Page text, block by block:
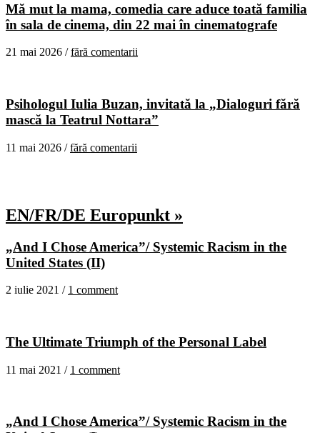
Mă mut la mama, comedia care aduce toată familia
în sala de cinema, din 22 mai în cinematografe
21 mai 2026 /fără comentarii
Psihologul Iulia Buzan, invitată la „Dialoguri fără
mască la Teatrul Nottara”
11 mai 2026 /fără comentarii
EN/FR/DE Europunkt »
„And I Chose America”/ Systemic Racism in the
United States (II)
2 iulie 2021 / 1 comment
The Ultimate Triumph of the Personal Label
11 mai 2021 / 1 comment
„And I Chose America”/ Systemic Racism in the